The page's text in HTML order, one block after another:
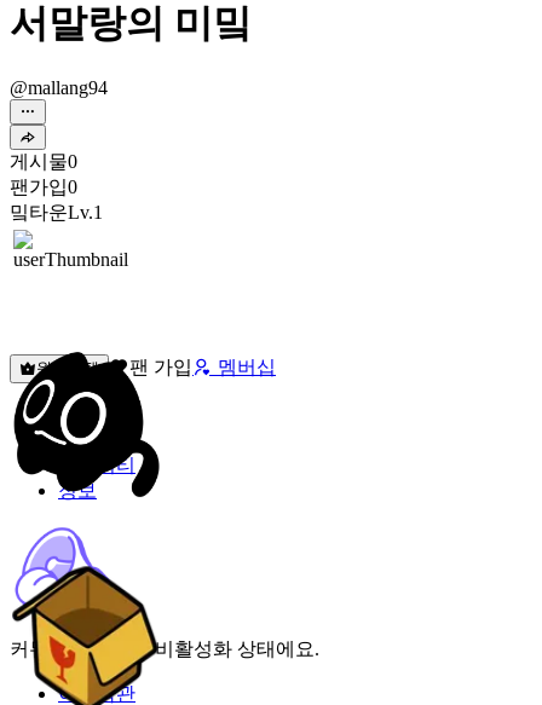
서말랑의 미밐
@mallang94
게시물0
팬가입0
밐타운Lv.1
원픽선택 팬 가입 멤버십
밐타운
피드
커뮤니티
정보
커뮤니티 기능이 비활성화 상태에요.
이용약관